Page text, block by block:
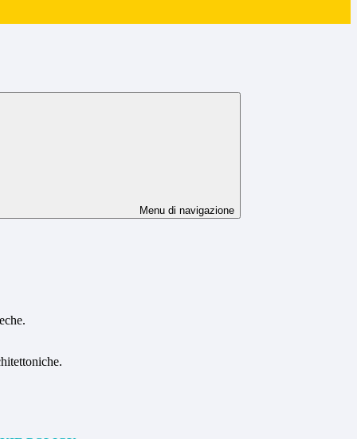
Menu di navigazione